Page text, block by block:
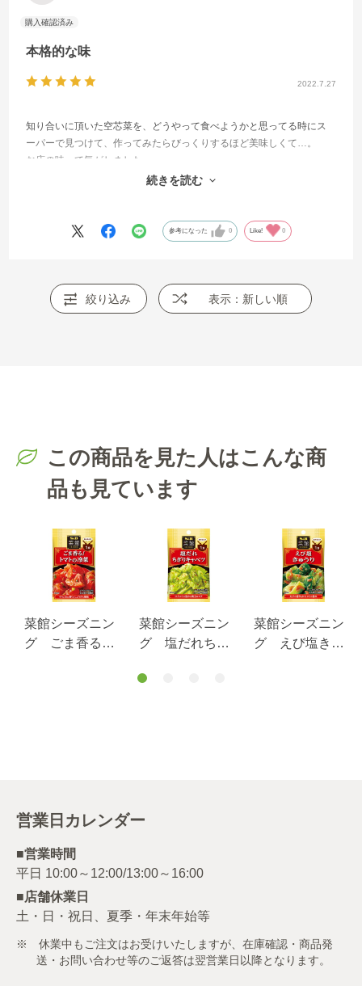
2022.7.27
本格的な味
知り合いに頂いた空芯菜を、どうやって食べようかと思ってる時にス
ーパーで見つけて、作ってみたらびっくりするほど美味しくて…。
お店の味って気がしました。
それ以来ちょこちょこ買ってましたが、ネットで箱買いして色んな人
続きを読む
参考になった 0 Like! 0
絞り込み 表示：新しい順
この商品を見た人はこんな商
品も見ています
菜館シーズニン
グ ごま香るト
菜館シーズニン
グ 塩だれちぎ
ｇ
菜館シーズニン
グ えび塩きゅ
営業日カレンダー
■営業時間
■店舗休業日
土・日・祝日、夏季・年末年始等
※ 休業中もご注文はお受けいたしますが、在庫確認・商品発
送・お問い合わせ等のご返答は翌営業日以降となります。